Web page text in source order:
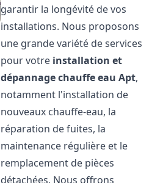
garantir la longévité de vos
installations. Nous proposons
une grande variété de services
pour votre installation et
dépannage chauffe eau Apt,
notamment l'installation de
nouveaux chauffe-eau, la
réparation de fuites, la
maintenance régulière et le
remplacement de pièces
détachées. Nous offrons